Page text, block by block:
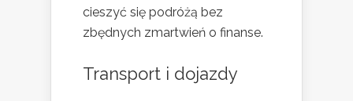
cieszyć się podróżą bez
zbędnych zmartwień o finanse.
Transport i dojazdy